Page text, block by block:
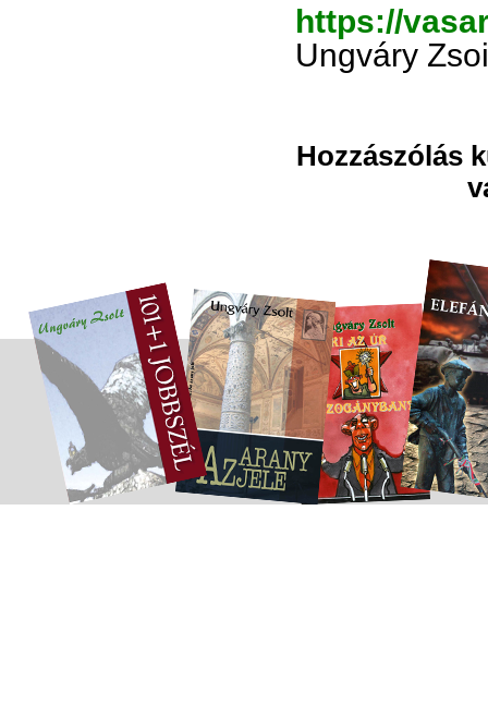
https://
Ungváry
Hozzászólás